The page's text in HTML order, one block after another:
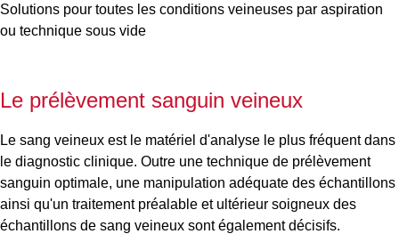
Solutions pour toutes les conditions veineuses par aspiration
ou technique sous vide
Le prélèvement sanguin veineux
Le sang veineux est le matériel d'analyse le plus fréquent dans
le diagnostic clinique. Outre une technique de prélèvement
sanguin optimale, une manipulation adéquate des échantillons
ainsi qu'un traitement préalable et ultérieur soigneux des
échantillons de sang veineux sont également décisifs.